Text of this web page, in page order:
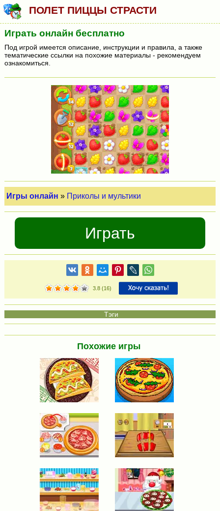
ПОЛЕТ ПИЦЦЫ СТРАСТИ
Играть онлайн бесплатно
Под игрой имеется описание, инструкции и правила, а также
тематические ссылки на похожие материалы - рекомендуем
ознакомиться.
Игры онлайн » Приколы и мультики
Играть
3.8(16)
Похожие игры